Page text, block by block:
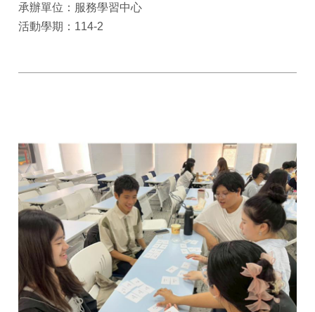
承辦單位：服務學習中心
活動學期：114-2